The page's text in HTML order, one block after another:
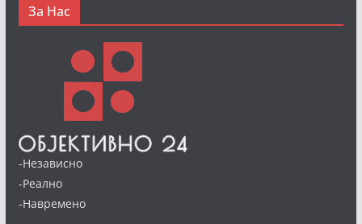
За Нас
-Независно
-Реално
-Навремено